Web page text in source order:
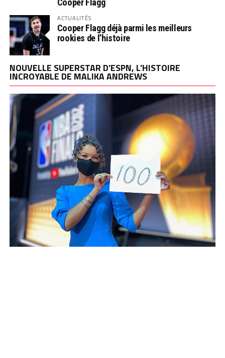
ACTUALITÉS
Cooper Flagg déjà parmi les meilleurs
rookies de l’histoire
NOUVELLE SUPERSTAR D’ESPN, L’HISTOIRE
INCROYABLE DE MALIKA ANDREWS